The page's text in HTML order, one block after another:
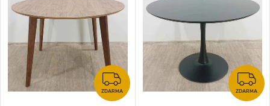
e
n
í
Abecedně
i
s
ZDARMA
ZDARMA ZDARMA